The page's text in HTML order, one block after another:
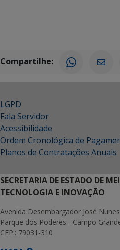
Compartilhe:
LGPD
Fala Servidor
Acessibilidade
Ordem Cronológica de
Planos de Contratações Anuais
SECRETARIA DE ESTADO DE
TECNOLOGIA E INOVAÇÃO
Avenida Desembargador José
Parque dos Poderes - Campo
CEP.: 79031-310